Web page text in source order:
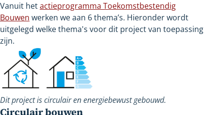
Vanuit hetactieprogramma Toekomstbestendig
Bouwen werken we aan 6thema’s. Hieronder wordt
uitgelegd welke thema's voor dit project van toepassing
zijn.
Dit project is circulair en energiebewust gebouwd.
Circulair bouwen